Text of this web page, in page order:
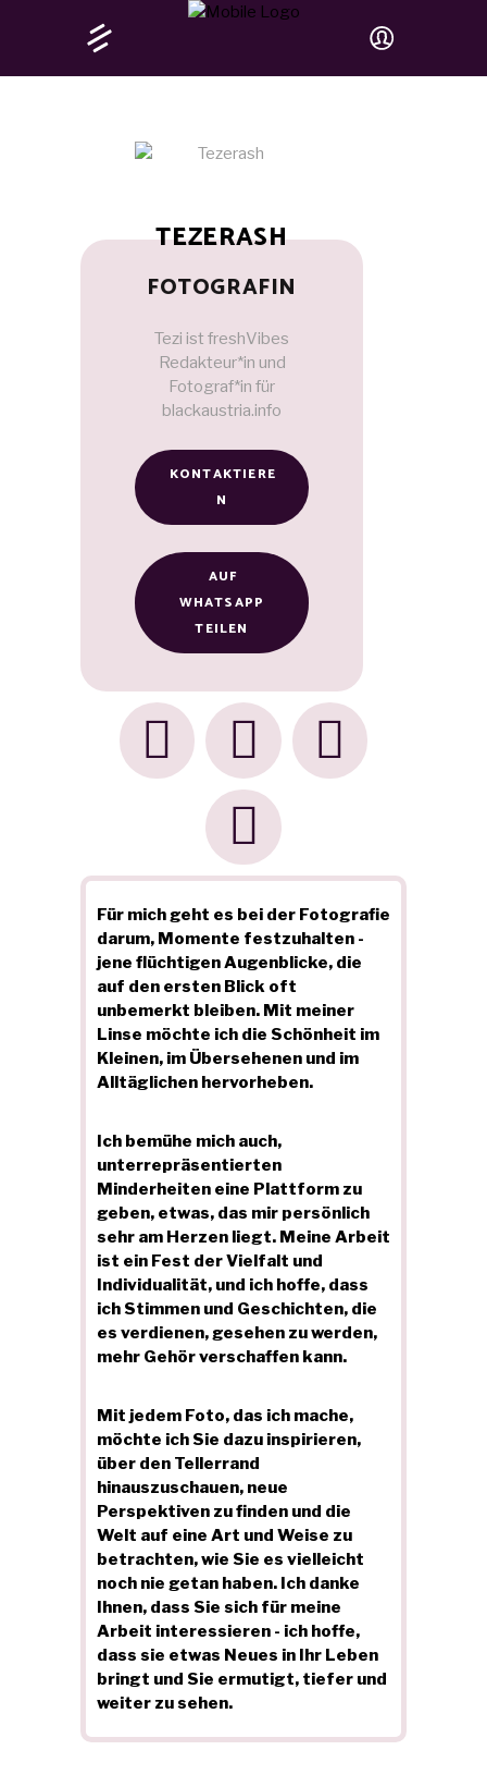
TEZERASH
FOTOGRAFIN
Tezi ist freshVibes
Redakteur*in und
Fotograf*in für
blackaustria.info
KONTAKTIERE
N
AUF
WHATSAPP
TEILEN
Für mich geht es bei der Fotografie
darum, Momente festzuhalten -
jene flüchtigen Augenblicke, die
auf den ersten Blick oft
unbemerkt bleiben. Mit meiner
Linse möchte ich die Schönheit im
Kleinen, im Übersehenen und im
Alltäglichen hervorheben.
Ich bemühe mich auch,
unterrepräsentierten
Minderheiten eine Plattform zu
geben, etwas, das mir persönlich
sehr am Herzen liegt. Meine Arbeit
ist ein Fest der Vielfalt und
Individualität, und ich hoffe, dass
ich Stimmen und Geschichten, die
es verdienen, gesehen zu werden,
mehr Gehör verschaffen kann.
Mit jedem Foto, das ich mache,
möchte ich Sie dazu inspirieren,
über den Tellerrand
hinauszuschauen, neue
Perspektiven zu finden und die
Welt auf eine Art und Weise zu
betrachten, wie Sie es vielleicht
noch nie getan haben. Ich danke
Ihnen, dass Sie sich für meine
Arbeit interessieren - ich hoffe,
dass sie etwas Neues in Ihr Leben
bringt und Sie ermutigt, tiefer und
weiter zu sehen.